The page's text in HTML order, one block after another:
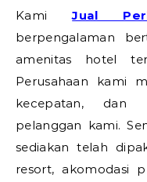
KamiJual
berpengalaman
amenitas hotel
Perusahaan kami
kecepatan, dan
pelanggan kami.
sediakan telah
resort, akomodasi